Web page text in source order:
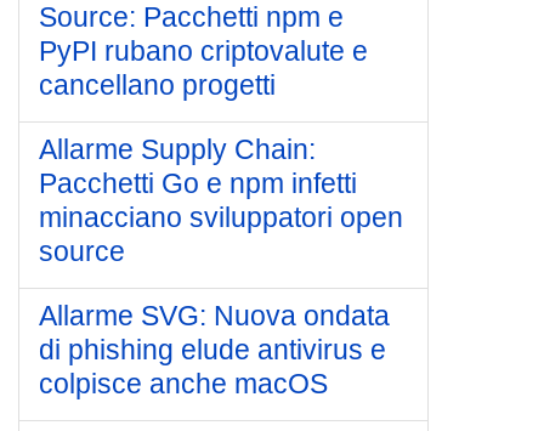
Source: Pacchetti npm e
PyPI rubano criptovalute e
cancellano progetti
Allarme Supply Chain:
Pacchetti Go e npm infetti
minacciano sviluppatori open
source
Allarme SVG: Nuova ondata
di phishing elude antivirus e
colpisce anche macOS